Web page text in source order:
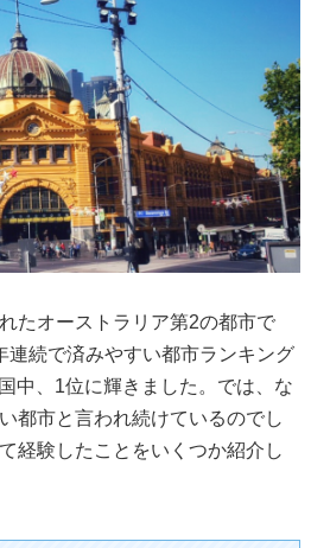
たオーストラリア第2の都市で
連続で済みやすい都市ランキング
中、1位に輝きました。では、な
都市と言われ続けているのでし
経験したことをいくつか紹介し